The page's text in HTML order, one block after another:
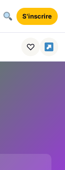
S'inscrire
♡